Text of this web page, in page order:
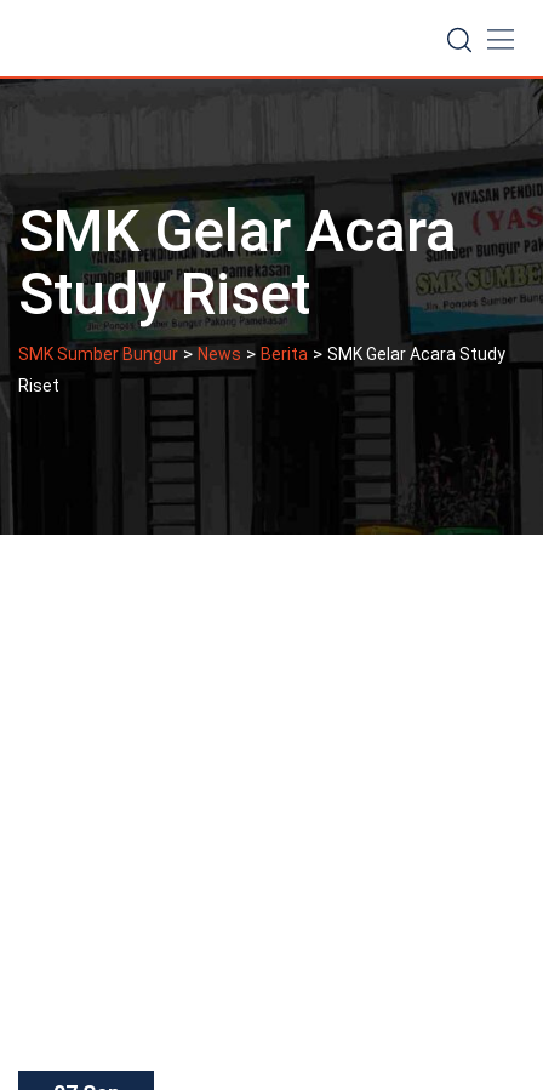
content
SMK Gelar Acara
Study Riset
SMK Sumber Bungur > News > Berita > SMK Gelar Acara Study
Riset